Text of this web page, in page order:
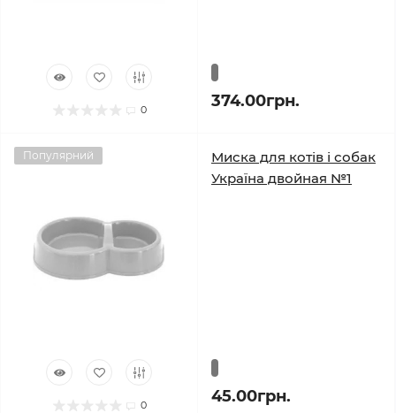
0 374.00грн.
Популярний
0
Миска для котів і собак
Україна двойная №1
45.00грн.